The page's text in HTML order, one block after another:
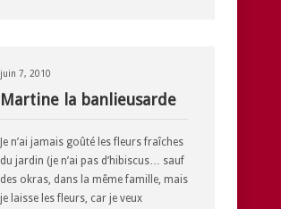
juin 7, 2010
Martine la banlieusarde
Je n’ai jamais goûté les fleurs fraîches
du jardin (je n’ai pas d’hibiscus… sauf
des okras, dans la même famille, mais
je laisse les fleurs, car je veux